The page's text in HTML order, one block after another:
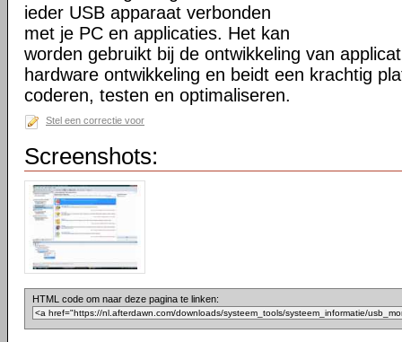
ieder USB apparaat verbonden
met je PC en applicaties. Het kan
worden gebruikt bij de ontwikkeling van
hardware ontwikkeling en beidt een krachtig
coderen, testen en optimaliseren.
Stel een correctie voor
Screenshots:
HTML code om naar deze pagina te linken: